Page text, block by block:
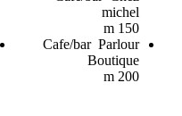
michel
150 m
Cafe/bar Parlour
Boutique
200 m